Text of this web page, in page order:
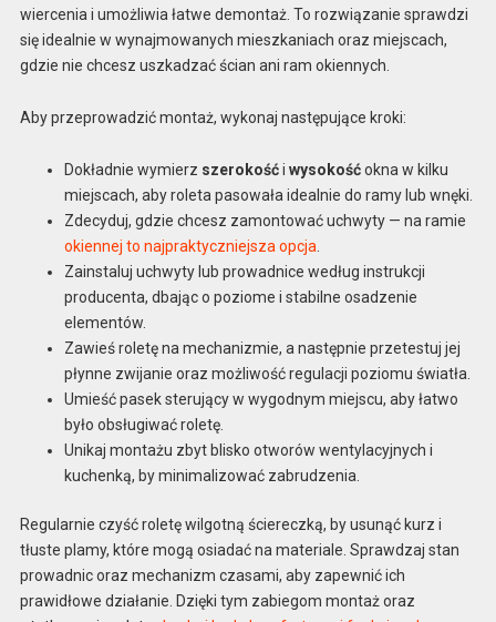
wiercenia i umożliwia łatwe demontaż. To rozwiązanie sprawdzi
się idealnie w wynajmowanych mieszkaniach oraz miejscach,
gdzie nie chcesz uszkadzać ścian ani ram okiennych.
Aby przeprowadzić montaż, wykonaj następujące kroki:
Dokładnie wymierz szerokośći wysokośćokna w kilku
miejscach, aby roleta pasowała idealnie do ramy lub wnęki.
Zdecyduj, gdzie chcesz zamontować uchwyty — na ramie
okiennej to najpraktyczniejsza opcja
Zainstaluj uchwyty lub prowadnice według instrukcji
producenta, dbając o poziome i stabilne osadzenie
elementów.
Zawieś roletę na mechanizmie, a następnie przetestuj jej
płynne zwijanie oraz możliwość regulacji poziomu światła.
Umieść pasek sterujący w wygodnym miejscu, aby łatwo
było obsługiwać roletę.
Unikaj montażu zbyt blisko otworów wentylacyjnych i
kuchenką, by minimalizować zabrudzenia.
Regularnie czyść roletę wilgotną ściereczką, by usunąć kurz i
tłuste plamy, które mogą osiadać na materiale. Sprawdzaj stan
prowadnic oraz mechanizm czasami, aby zapewnić ich
prawidłowe działanie. Dzięki tym zabiegom montaż oraz